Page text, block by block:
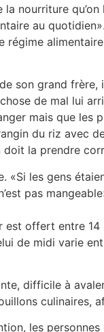
nourriture
au
grand frère,
de mal lui
mais que
du riz avec
doit la prendre
«Si les gens
pas
offert entre 14
de midi varie
difficile à
culinaires,
les